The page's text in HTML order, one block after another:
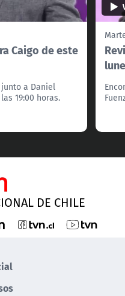
Caigo de este
junto a Daniel
19:00 horas.
DE CHILE